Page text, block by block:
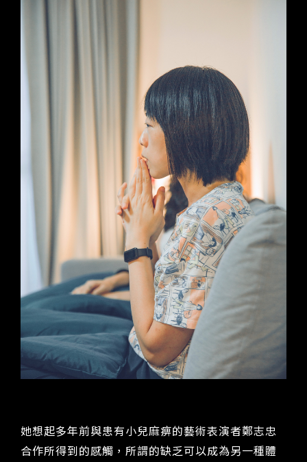
她想起多年前與患有小兒麻痹的藝術表演者鄭志忠
合作所得到的感觸，所謂的缺乏可以成為另一種體